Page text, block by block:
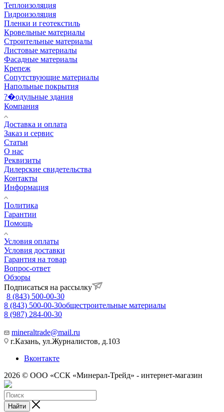
Теплоизоляция
Гидроизоляция
Пленки и геотекстиль
Кровельные материалы
Строительные материалы
Листовые материалы
Фасадные материалы
Крепеж
Сопутствующие материалы
Напольные покрытия
?�одульные здания
Компания
Доставка и оплата
Заказ и сервис
Статьи
О нас
Реквизиты
Дилерские свидетельства
Контакты
Информация
Политика
Гарантии
Помощь
Условия оплаты
Условия доставки
Гарантия на товар
Вопрос-ответ
Обзоры
Подписаться на рассылку
8 (843) 500-00-30
8 (843) 500-00-30общестроительные материалы
8 (987) 284-00-30
mineraltrade@mail.ru
г.Казань, ул.Журналистов, д.103
Вконтакте
2026 © ООО «ССК «Минерал-Трейд» - интернет-магазин
Найти